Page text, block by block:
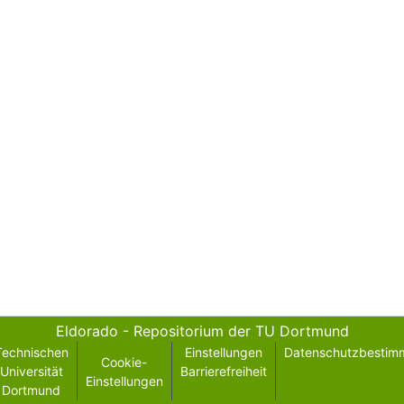
Eldorado - Repositorium der TU Dortmund
Universität
Dortmund
Cookie-
Einstellungen
Einstellungen
Barrierefreiheit